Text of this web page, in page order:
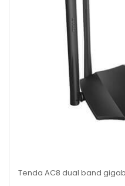
Tenda AC8 dual band